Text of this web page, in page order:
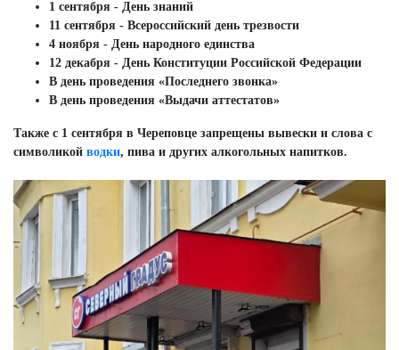
1 сентября - День знаний
11 сентября - Всероссийский день трезвости
4 ноября - День народного единства
12 декабря - День Конституции Российской Федерации
В день проведения «Последнего звонка»
В день проведения «Выдачи аттестатов»
Также с 1 сентября в Череповце запрещены вывески и слова с
символикой водки, пива и других алкогольных напитков.